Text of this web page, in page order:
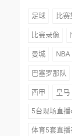
足球 比赛
比赛录像
曼城 NBA
巴塞罗那队
西甲 皇马
5台现场直播
体育5套直播